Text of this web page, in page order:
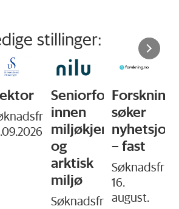
stillinger:
Forskning.no
søker
nyhetsjournalist
– fast
Søknadsfrist:
16.
august.
PhD
Fellowship
in
and
Deadline: